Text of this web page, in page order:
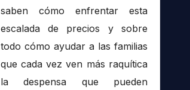
saben cómo enfrentar esta
escalada de precios y sobre
todo cómo ayudar a las familias
que cada vez ven más raquítica
la despensa que pueden